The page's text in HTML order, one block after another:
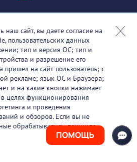
ПОМОЩЬ
наш сайт, вы даете согласие на
пользовательских данных
тип и версия ОС; тип и
и разрешение его
пришел на сайт пользователь; с
рекламе; язык ОС и Браузера;
и на какие кнопки нажимает
целях функционирования
и проведения
и обзоров. Если вы не
обрабатывались, покиньте